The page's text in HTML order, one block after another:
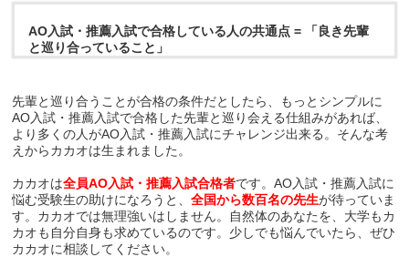
AO入試・推薦入試で合格している人の共通点 = 「良き先輩
と巡り合っていること」
先輩と巡り合うことが合格の条件だとしたら、もっとシンプルに
AO入試・推薦入試で合格した先輩と巡り会える仕組みがあれば、
より多くの人がAO入試・推薦入試にチャレンジ出来る。そんな考
えからカカオは生まれました。
カカオは全員AO入試・推薦入試合格者です。AO入試・推薦入試に
悩む受験生の助けになろうと、全国から数百名の先生が待っていま
す。カカオでは無理強いはしません。自然体のあなたを、大学もカ
カオも自分自身も求めているのです。少しでも悩んでいたら、ぜひ
カカオに相談してください。